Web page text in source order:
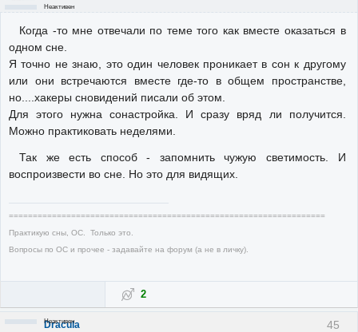
Неактивен
Когда -то мне отвечали по теме того как вместе оказаться в
одном сне.
Я точно не знаю, это один человек проникает в сон к другому
или они встречаются вместе где-то в общем пространстве,
но....хакеры сновидений писали об этом.
Для этого нужна сонастройка. И сразу вряд ли получится.
Можно практиковать неделями.
Так же есть способ - запомнить чужую светимость. И
воспроизвести во сне. Но это для видящих.
==================================================================
Практикую сны, ОС. Только это.
Вопросы по ОС и прочее - задавайте на форум (а не в личку).
2
45
Dracula
Неактивен